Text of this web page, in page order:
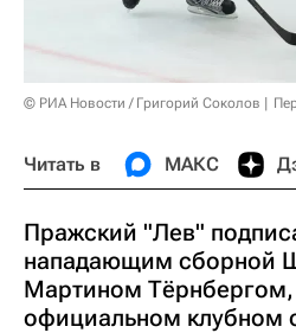
© РИА Новости / Григорий Соколов
Читать в МАКС
Пражский "Лев"
нападающим сборной
Мартином
официальном клубном